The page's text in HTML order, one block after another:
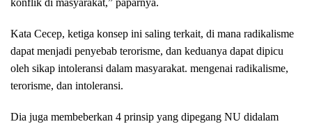
konflik di masyarakat,” paparnya.
Kata Cecep, ketiga konsep ini saling terkait, di mana radikalisme
dapat menjadi penyebab terorisme, dan keduanya dapat dipicu
oleh sikap intoleransi dalam masyarakat. mengenai radikalisme,
terorisme, dan intoleransi.
Dia juga membeberkan 4 prinsip yang dipegang NU didalam